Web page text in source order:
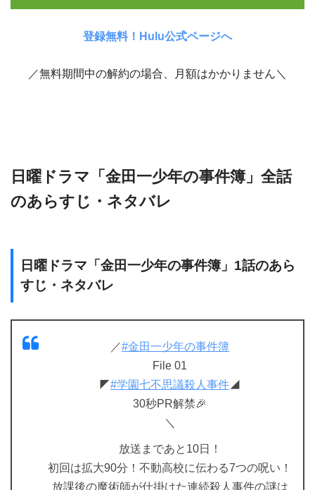
登録無料！Hulu公式ページへ
／無料期間中の解約の場合、月額はかかりません＼
日曜ドラマ「金田一少年の事件簿」全話
のあらすじ・ネタバレ
日曜ドラマ「金田一少年の事件簿」1話のあら
すじ・ネタバレ
／#金田一少年の事件簿
File 01
◤#学園七不思議殺人事件◢
30秒PR解禁🎉
＼
放送まであと10日！
初回は拡大90分！不動高校に伝わる7つの呪い！
放課後の魔術師が仕掛けた連続殺人事件の謎は